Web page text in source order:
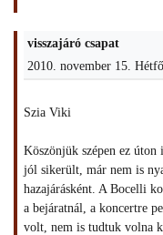
visszajáró csapat
2010. november 15.
Szia Viki
Köszönjük szépen ez úton
jól sikerült, már nem is
hazajárásként. A Bocelli
a bejáratnál, a koncertre
volt, nem is tudtuk volna